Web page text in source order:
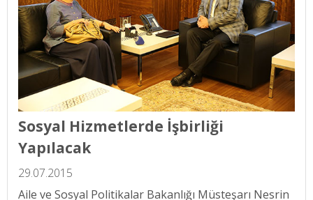
Sosyal Hizmetlerde İşbirliği
Yapılacak
29.07.2015
Aile ve Sosyal Politikalar Bakanlığı Müsteşarı Nesrin